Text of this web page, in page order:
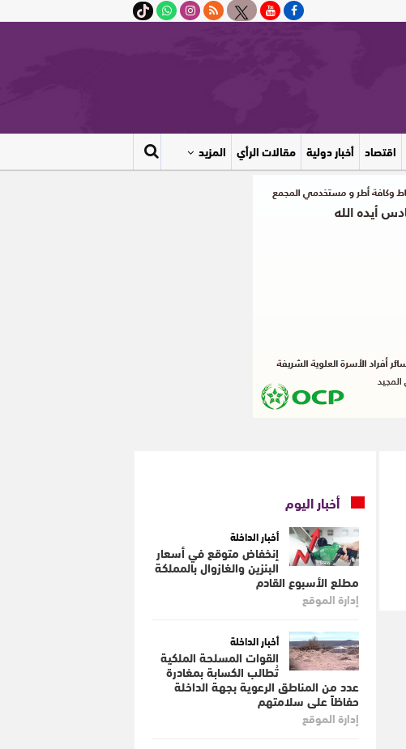
اقتصاد أخبار دولية مقالات الرأي المزيد
أخبار اليوم
أخبار الداخلة
إنخفاض متوقع في أسعار
البنزين والغازوال بالمملكة
مطلع الأسبوع القادم
إدارة الموقع
أخبار الداخلة
القوات المسلحة الملكية
تُطالب الكسابة بمغادرة
عدد من المناطق الرعوية بجهة الداخلة
حفاظاً على سلامتهم
إدارة الموقع